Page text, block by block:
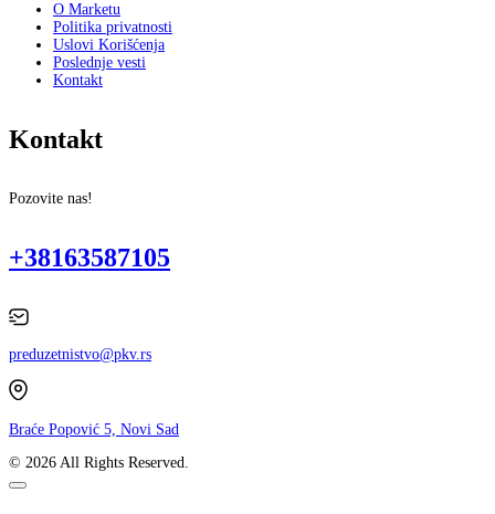
O Marketu
Politika privatnosti
Uslovi Korišćenja
Poslednje vesti
Kontakt
Kontakt
Pozovite nas!
+38163587105
preduzetnistvo@pkv.rs
Braće Popović 5, Novi Sad
© 2026 All Rights Reserved.